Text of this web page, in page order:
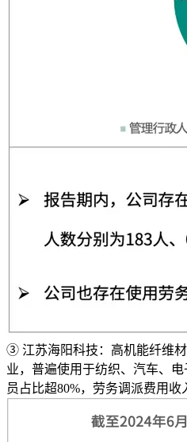
③ 江苏海阳科技：高机能纤维
业，普遍使用于纺织、汽车、
员占比超80%，劳务调派费用收